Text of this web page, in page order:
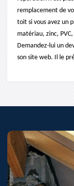
remplacement de
toit si vous avez un
matériau, zinc,
Demandez-lui un
son site web. Il le